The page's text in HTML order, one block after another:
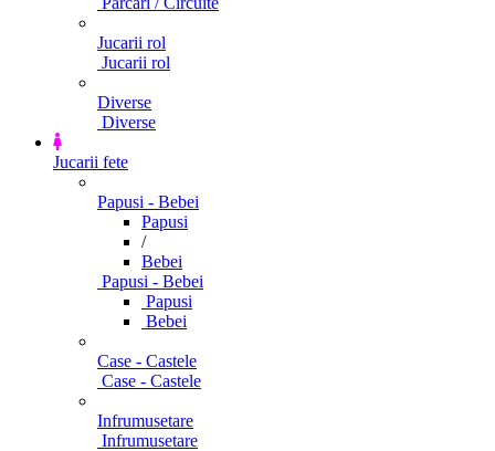
Jucarii rol
Jucarii rol
Diverse
Diverse
Jucarii fete
Papusi - Bebei
Papusi
/
Bebei
Papusi - Bebei
Papusi
Bebei
Case - Castele
Case - Castele
Infrumusetare
Infrumusetare